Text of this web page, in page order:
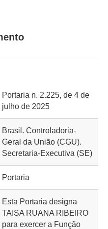
Portaria n. 2.225, de 4 de
julho de 2025
Brasil. Controladoria-
Geral da União (CGU).
Secretaria-Executiva (SE)
Portaria
Esta Portaria designa
TAISA RUANA RIBEIRO
para exercer a Função